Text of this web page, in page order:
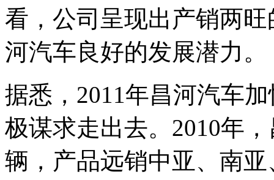
看，公司呈现出产销两
河汽车良好的发展潜力。
据悉，2011年昌河汽车
极谋求走出去。2010年
辆，产品远销中亚、南